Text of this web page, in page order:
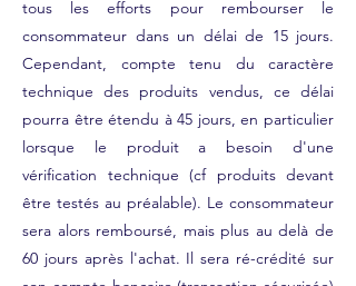
tous les efforts pour rembourser le
consommateur dans un délai de 15 jours.
Cependant, compte tenu du caractère
technique des produits vendus, ce délai
pourra être étendu à 45 jours, en particulier
lorsque le produit a besoin d'une
vérification technique (cf produits devant
être testés au préalable). Le consommateur
sera alors remboursé, mais plus au delà de
60 jours après l'achat. Il sera ré-crédité sur